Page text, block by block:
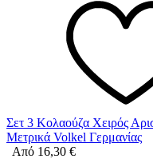
Σετ 3 Κολαούζα Χειρός
Μετρικά Volkel Γερμανίας
Από 16,30 €